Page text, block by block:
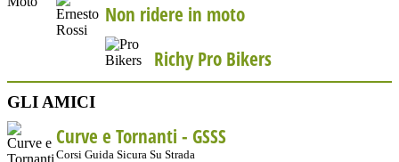
Non ridere in moto
Richy Pro Bikers
GLI AMICI
Curve e Tornanti - GSSS
Corsi Guida Sicura Su Strada